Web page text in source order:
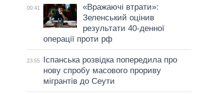
00:41
«Вражаючі втрати»:
Зеленський оцінив
результати 40-денної
операції проти рф
23:55
Іспанська розвідка попередила про
нову спробу масового прориву
мігрантів до Сеути